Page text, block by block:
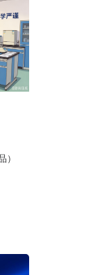
）